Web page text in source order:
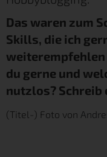
Das waren zum
Skills, die ich
du gerne und
nutzlos? Schreib
(Titel-) Foto von